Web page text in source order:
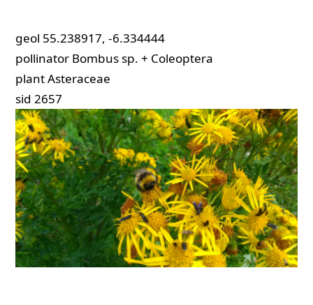
geol 55.238917, -6.334444
pollinator Bombus sp. + Coleoptera
plantAsteraceae
sid 2657